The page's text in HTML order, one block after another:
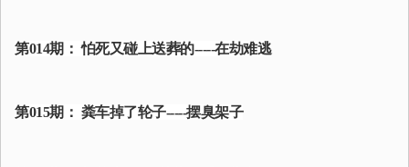
第014期： 怕死又碰上送葬的-----在劫难逃
第015期： 粪车掉了轮子-----摆臭架子